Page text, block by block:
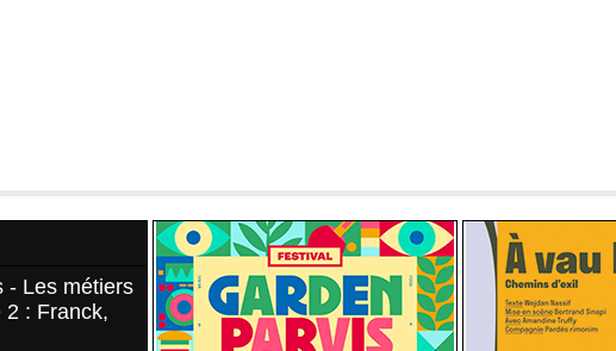
- Les métiers
2 : Franck,